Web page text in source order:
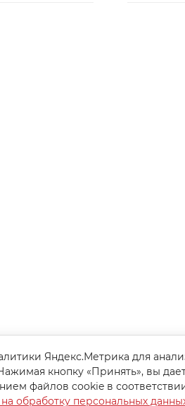
Яндекс.Метрика для
кнопку «Принять», вы
файлов cookie в
обработку персональных